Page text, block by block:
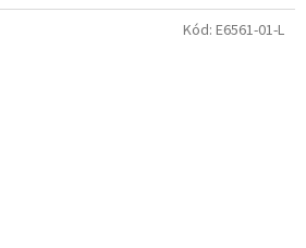
Kód: E6561-01-L